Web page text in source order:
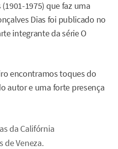
1975) que faz uma
Dias foi publicado no
integrante da série O
encontramos toques do
autor e uma forte presença
da Califórnia
de Veneza.